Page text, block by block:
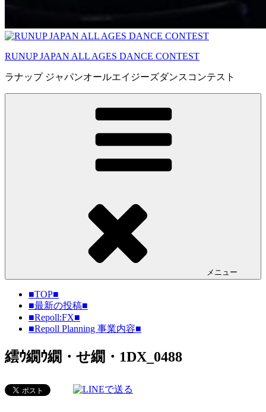
RUNUP JAPAN ALL AGES DANCE CONTEST
ラナップ ジャパンオールエイジーズダンスコンテスト
メニュー
■TOP■
■最新の投稿■
■Repoll:FX■
■Repoll Planning 事業内容■
繧ｳ繝ｳ繝・せ繝・1DX_0488